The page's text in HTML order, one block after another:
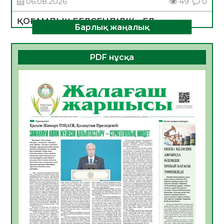
ҚОҒАМДЫҚ БЕЛСЕНДІЛІК – ЕЛ
ДАМУЫНЫҢ НЕГІЗІ
06.08.2026
47 0
ҚҰРЫЛТАЙ САЙЛАУЫ – БОЛАШАҚҚА
06.08.2026
Инфекциялық ауруларға қарсы иммундау
жұмыстарының тиімділігі
06.08.2026
51
Көкжөтел ауруы туралы
06.08.2026
48
АПВ вакцинасы туралы мәлімет
06.08.2026
47
Open Air: Қызылорда облысы полиция
Барлық жаңалық
PDF нұсқа